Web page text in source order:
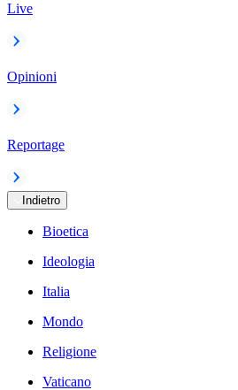
Live
Opinioni
Reportage
Indietro
Bioetica
Ideologia
Italia
Mondo
Religione
Vaticano